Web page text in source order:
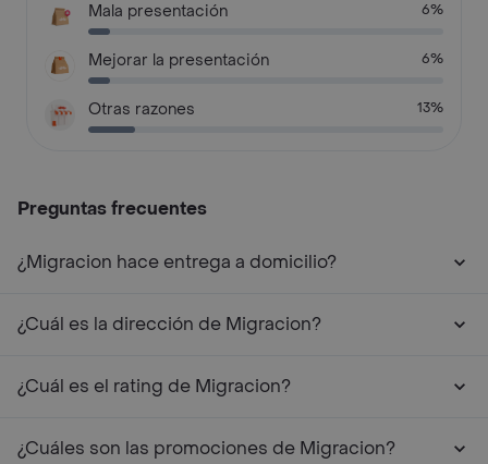
Mala presentación 6%
Mejorar la presentación 6%
Otras razones 13%
Preguntas frecuentes
¿Migracion hace entrega a domicilio?
¿Cuál es la dirección de Migracion?
¿Cuál es el rating de Migracion?
¿Cuáles son las promociones de Migracion?